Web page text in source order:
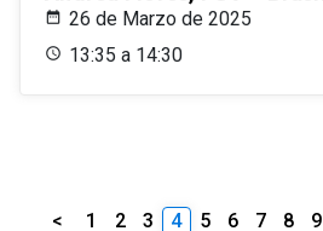
26 de Marzo de 2025
13:35 a 14:30
< 1 2 3 4 5 6 7 8 9